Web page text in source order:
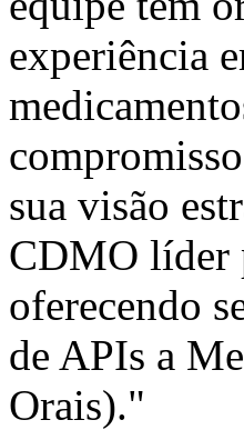
experiência
sua visão
CDMO líder
oferecendo
de APIs a
Orais)."